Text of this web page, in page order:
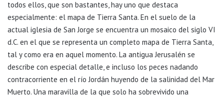
todos ellos, que son bastantes, hay uno que destaca
especialmente: el mapa de Tierra Santa. En el suelo de la
actual iglesia de San Jorge se encuentra un mosaico del siglo VI
d.C. en el que se representa un completo mapa de Tierra Santa,
tal y como era en aquel momento. La antigua Jerusalén se
describe con especial detalle, e incluso los peces nadando
contracorriente en el río Jordán huyendo de la salinidad del Mar
Muerto. Una maravilla de la que solo ha sobrevivido una